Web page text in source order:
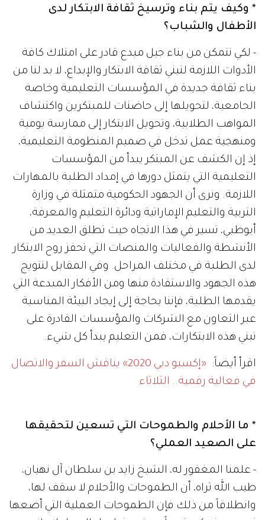
* وكيف يتم بناء وترسيخ ثقافة الابتكار لدى
الأطفال والشباب؟
- لكي نتمكن من بناء جيل مبدع قادر على امتلاك كافة
الأدوات اللازمة لتبني ثقافة الابتكار والإبداع، لا بد لنا من
بناء ثقافة جديدة في المؤسسات التعليمية وخاصة
الجامعية، لتحويلها إلى حاضنات للمبتكرين واكتشاف
المواهب الطلابية، وتحويل الابتكار إلى ممارسة يومية
ومنهجية عمل تدخل في صميم المنظومة التعليمية،
إذ إن الكشف عن المبتكر يبدأ من المؤسسات
التعليمية التي يتمثل دورها في إمداد الطلبة بالمهارات
اللازمة. ونرى أن الجهود الحكومية متمثلة في وزارة
التربية والتعليم الإماراتية ودائرة التعليم والمعرفة،
أبوظبي، تسير في هذا الاتجاه حيث تطلق العديد من
الأنشطة والفعاليات والمنصات التي تحفز روح الابتكار
لدى الطلبة في مختلف المراحل. وفي المقابل لتتويج
هذه الجهود والاستفادة منها ومن الأفكار المبدعة التي
يقدمها الطلبة، فإننا بحاجة إلى إيجاد البيئة المناسبة
عبر التعاون مع الشركات والمؤسسات القادرة على
تبني هذه الابتكارات، فمن التعليم يبدأ كل شيء.
اقرأ أيضاً:
«إكسبو دبي 2020» يناقش السفر والاتصال
في فعالية رقمية.. الثلاثاء
* ما الأحلام والطموحات التي تسعين لتحقيقها
على الصعيد العملي؟
- علمنا المغفور له، الشيخ زايد بن سلطان آل نهيان،
طيب الله ثراه، أن الطموحات والأحلام لا سقف لها،
وانطلاقاً من ذلك فإن الطموحات العملية التي أضعها